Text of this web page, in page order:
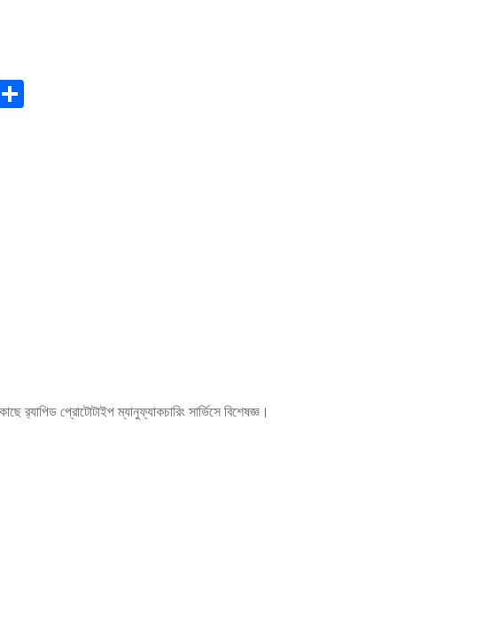
প্রোটোটাইপ ম্যানুফ্যাকচারিং সার্ভিসে বিশেষজ্ঞ।